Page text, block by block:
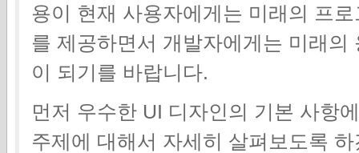
용이 현재 사용자에게는 미래의 프
를 제공하면서 개발자에게는 미래
이 되기를 바랍니다.
먼저 우수한 UI 디자인의 기본 사항
주제에 대해서 자세히 살펴보도록